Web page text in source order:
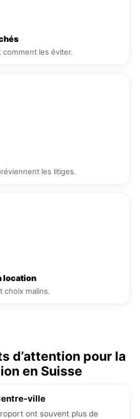
comment les éviter.
les litiges.
location
choix malins.
d’attention pour la
en Suisse
ville
ont souvent plus de